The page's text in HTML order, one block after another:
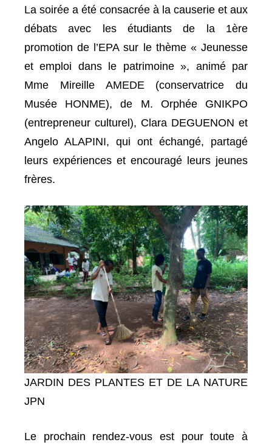
La soirée a été consacrée à la causerie et aux
débats avec les étudiants de la 1ère
promotion de l’EPA sur le thème « Jeunesse
et emploi dans le patrimoine », animé par
Mme Mireille AMEDE (conservatrice du
Musée HONME), de M. Orphée GNIKPO
(entrepreneur culturel), Clara DEGUENON et
Angelo ALAPINI, qui ont échangé, partagé
leurs expériences et encouragé leurs jeunes
frères.
JARDIN DES PLANTES ET DE LA NATURE
JPN
Le prochain rendez-vous est pour toute à